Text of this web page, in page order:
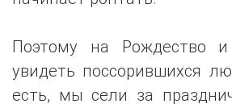
Поэтому на Рождество
увидеть поссорившихся
есть, мы сели за